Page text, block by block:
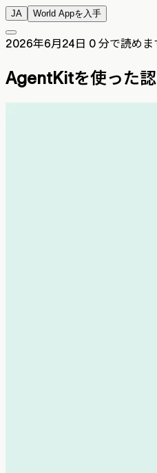
JA World Appを入手
2026年6月24日 0 分で読めま
AgentKitを使った